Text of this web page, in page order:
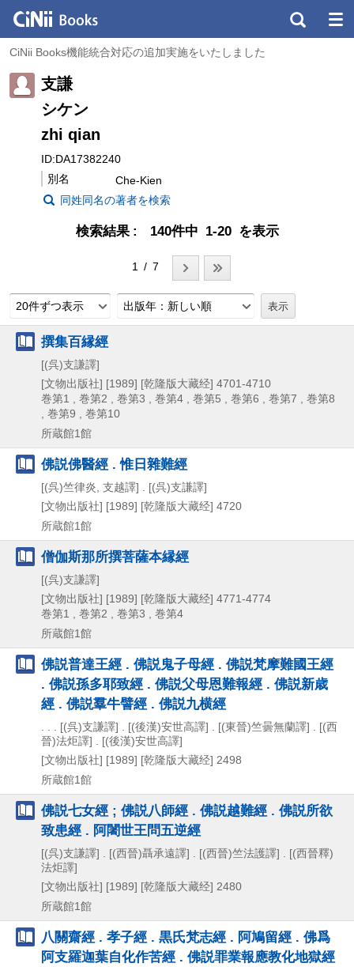
CiNii Books機能統合対応の追加実施をいたしました
支謙
シケン
zhi qian
ID:DA17382240
別名
Che-Kien
同姓同名の著者を検索
検索結果 140件中 1-20 を表示
1 / 7
20件ずつ表示 出版年：新しい順
撰集百縁經
[(呉)支謙譯]
[文物出版社] [1989] [乾隆版大藏经] 4701-4710
巻第1 , 巻第2 , 巻第3 , 巻第4 , 巻第5 , 巻第6 , 巻第7 , 巻第8
, 巻第9 , 巻第10
所蔵館1館
佛説佛醫經 . 惟日雜難經
[(呉)竺律炎, 支越譯] . [(呉)支謙譯]
[文物出版社] [1989] [乾隆版大藏经] 4720
所蔵館1館
僧伽斯那所撰菩薩本縁經
[(呉)支謙譯]
[文物出版社] [1989] [乾隆版大藏经] 4771-4774
巻第1 , 巻第2 , 巻第3 , 巻第4
所蔵館1館
佛説普達王經 . 佛説鬼子母經 . 佛説梵摩難國王經
. 佛説孫多耶致經 . 佛説父母恩難報經 . 佛説新歳
經 . 佛説羣牛譬經 . 佛説九横經
. . . [(呉)支謙譯] . [(後漢)安世高譯] . [(東晉)竺曇無蘭譯] . [(西
晉)法炬譯] . [(後漢)安世高譯]
[文物出版社] [1989] [乾隆版大藏经] 2498
所蔵館1館
佛説七女經 ; 佛説八師經 . 佛説越難經 . 佛説所欲
致患經 . 阿闍世王問五逆經
[(呉)支謙譯] . [(西晉)聶承遠譯] . [(西晉)竺法護譯] . [(西晉釋)
法炬譯]
[文物出版社] [1989] [乾隆版大藏经] 2480
所蔵館1館
八關齋經 . 孝子經 . 黒氏梵志經 . 阿鳩留經 . 佛爲
阿支羅迦葉自化作苦經 . 佛説罪業報應教化地獄經